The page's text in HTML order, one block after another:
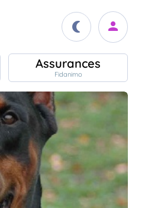
Assurances
Fidanimo